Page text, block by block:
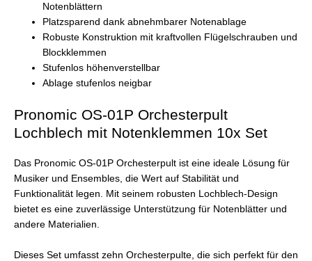
Notenblättern
Platzsparend dank abnehmbarer Notenablage
Robuste Konstruktion mit kraftvollen Flügelschrauben und
Blockklemmen
Stufenlos höhenverstellbar
Ablage stufenlos neigbar
Pronomic OS-01P Orchesterpult
Lochblech mit Notenklemmen 10x Set
Das Pronomic OS-01P Orchesterpult ist eine ideale Lösung für
Musiker und Ensembles, die Wert auf Stabilität und
Funktionalität legen. Mit seinem robusten Lochblech-Design
bietet es eine zuverlässige Unterstützung für Notenblätter und
andere Materialien.
Dieses Set umfasst zehn Orchesterpulte, die sich perfekt für den